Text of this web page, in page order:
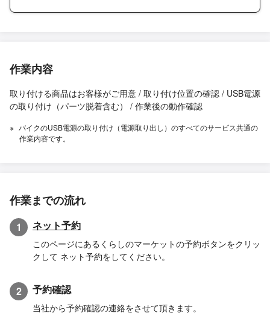
作業内容
取り付ける商品はお客様がご用意 / 取り付け位置の確認 / USB電源
の取り付け（パーツ脱着含む） / 作業後の動作確認
バイクのUSB電源の取り付け（電源取り出し）のすべてのサービス共通の
作業内容です。
作業までの流れ
1 ネット予約
このページにあるくらしのマーケットの予約ボタンをクリッ
クして ネット予約をしてください。
2 予約確認
当社から予約確認の連絡をさせて頂きます。